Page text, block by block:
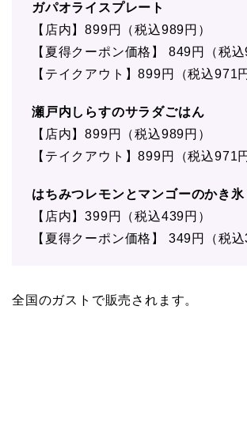
ガパオライスプレート
【店内】899円（税込989円）
【夏得クーポン価格】 849円（税込
【テイクアウト】899円（税込971
瀬戸内しらすのサラダごはん
【店内】899円（税込989円）
【テイクアウト】899円（税込971
はちみつレモンとマンゴーのかき氷
【店内】399円（税込439円）
【夏得クーポン価格】 349円（税込
全国のガストで販売されます。